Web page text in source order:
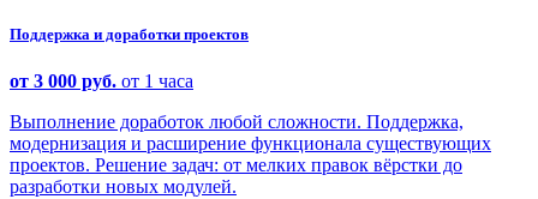
Поддержка и доработки проектов
от 3 000 руб. от 1 часа
Выполнение доработок любой сложности. Поддержка,
модернизация и расширение функционала существующих
проектов. Решение задач: от мелких правок вёрстки до
разработки новых модулей.